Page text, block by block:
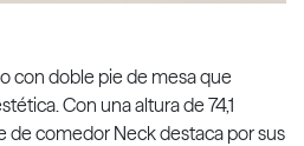
con doble pie de mesa que
Con una altura de 74,1
de comedor Neck destaca por sus